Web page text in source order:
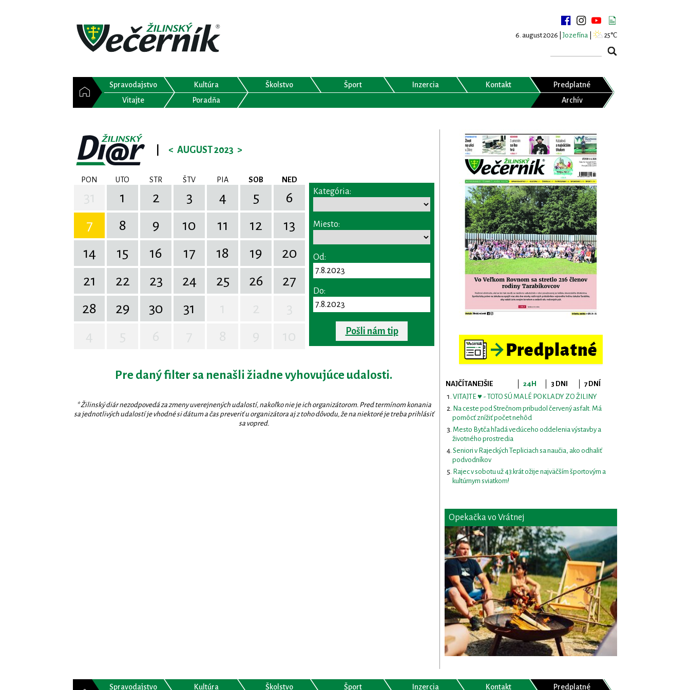
6. august 2026 | Jozefína 25°C
Spravodajstvo Kultúra Školstvo Šport Inzercia Kontakt
Predplatné
Vitajte
Poradňa Archív
< AUGUST 2023 >
PON UTO STR ŠTV PIA SOB NED
1 2 3 4 5
6
7
8 9 10 11 12
13
14
15 16 17 18 19
20
21
22 23 24 25 26
27
28
29 30 31
Kategória:
Miesto:
Od:
Do:
Pošli nám tip
Pre daný filter sa nenašli žiadne vyhovujúce udalosti.
* Žilinský diár nezodpovedá za zmeny uverejnených udalostí, nakoľko nie je ich organizátorom. Pred termínom konania
sa jednotlivých udalostí je vhodné si dátum a čas preveriť u organizátora aj z toho dôvodu, že na niektoré je treba prihlásiť
sa vopred.
NAJČÍTANEJŠIE 24H 3 DNI
7 DNÍ
VITAJTE ♥ - TOTO SÚ MALÉ POKLADY ZO ŽILINY
Na ceste pod Strečnom pribudol červený asfalt. Má
pomôcť znížiť počet nehôd
Mesto Bytča hľadá vedúceho oddelenia výstavby a
životného prostredia
Seniori v Rajeckých Tepliciach sa naučia, ako odhaliť
podvodníkov
Rajec v sobotu už 43.krát ožije najväčším športovým a
kultúrnym sviatkom!
Opekačka vo Vrátnej
Spravodajstvo Kultúra Školstvo Šport Inzercia Kontakt Predplatné